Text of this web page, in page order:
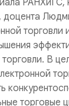
РАНХиГС,
доцента
В
торговые